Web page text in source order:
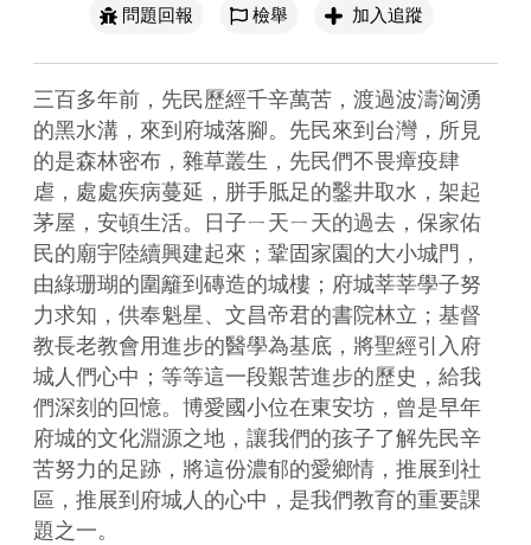
問題回報
檢舉 加入追蹤
三百多年前，先民歷經千辛萬苦，渡過波濤洶湧
的黑水溝，來到府城落腳。先民來到台灣，所見
的是森林密布，雜草叢生，先民們不畏瘴疫肆
虐，處處疾病蔓延，胼手胝足的鑿井取水，架起
茅屋，安頓生活。日子ㄧ天ㄧ天的過去，保家佑
民的廟宇陸續興建起來；鞏固家園的大小城門，
由綠珊瑚的圍籬到磚造的城樓；府城莘莘學子努
力求知，供奉魁星、文昌帝君的書院林立；基督
教長老教會用進步的醫學為基底，將聖經引入府
城人們心中；等等這一段艱苦進步的歷史，給我
們深刻的回憶。博愛國小位在東安坊，曾是早年
府城的文化淵源之地，讓我們的孩子了解先民辛
苦努力的足跡，將這份濃郁的愛鄉情，推展到社
區，推展到府城人的心中，是我們教育的重要課
題之一。